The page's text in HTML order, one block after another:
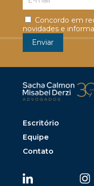
Concordo em
novidades e
Escritório
Equipe
Contato